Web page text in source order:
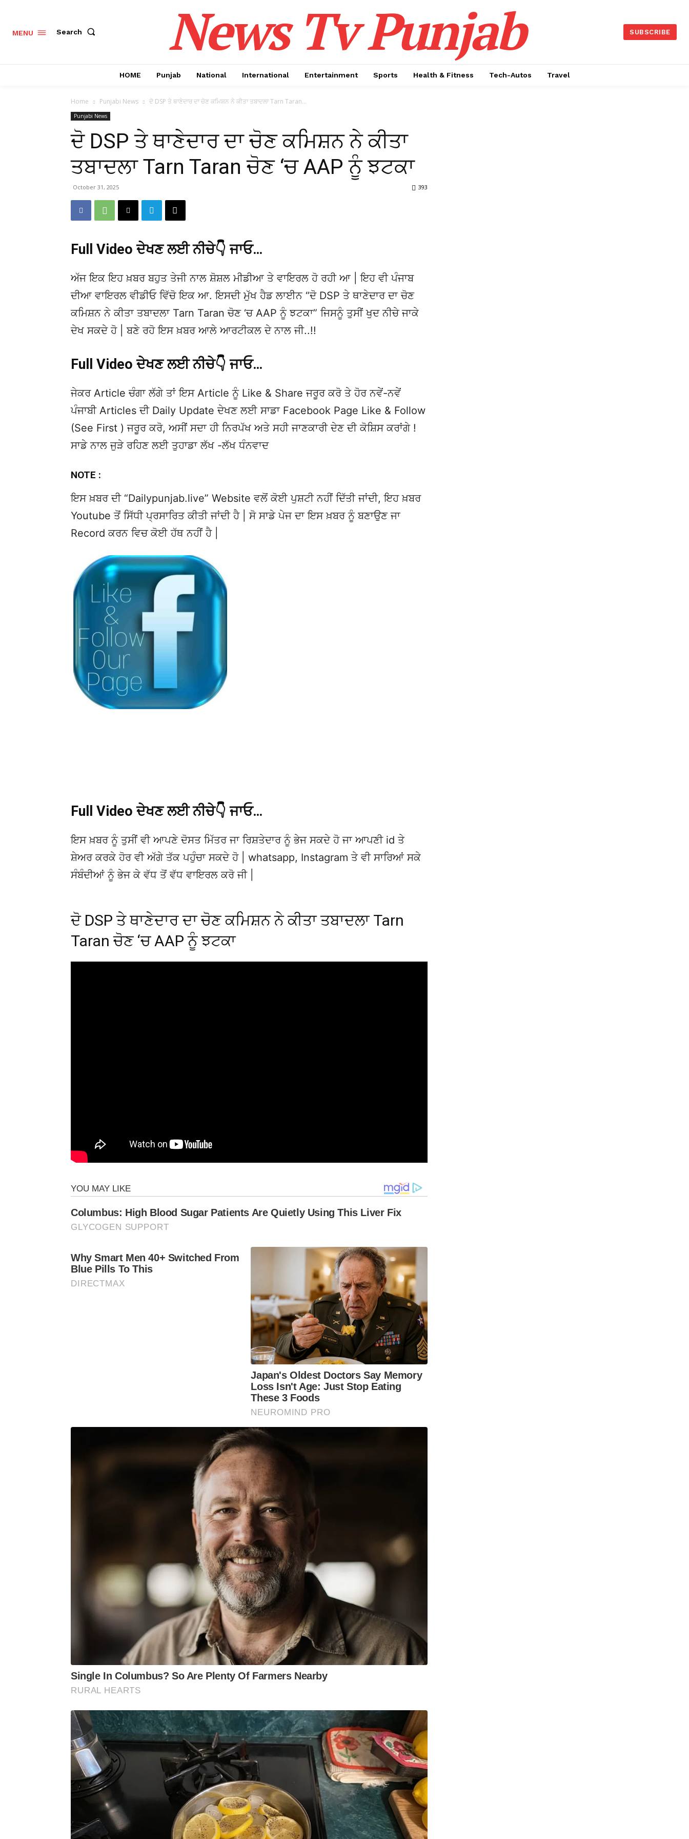
MENU Search News Tv Punjab SUBSCRIBE
HOME Punjab National International Entertainment Sports Health & Fitness Tech-Autos Travel
Home Punjabi News ਦੋ DSP ਤੇ ਥਾਣੇਦਾਰ ਦਾ ਚੋਣ ਕਮਿਸ਼ਨ ਨੇ ਕੀਤਾ ਤਬਾਦਲਾ Tarn Taran...
Punjabi News
ਦੋ DSP ਤੇ ਥਾਣੇਦਾਰ ਦਾ ਚੋਣ ਕਮਿਸ਼ਨ ਨੇ ਕੀਤਾ
ਤਬਾਦਲਾ Tarn Taran ਚੋਣ ‘ਚ AAP ਨੂੰ ਝਟਕਾ
October 31, 2025 393
Full Video ਦੇਖਣ ਲਈ ਨੀਚੇ👇 ਜਾਓ…
ਅੱਜ ਇਕ ਇਹ ਖ਼ਬਰ ਬਹੁਤ ਤੇਜੀ ਨਾਲ ਸ਼ੋਸ਼ਲ ਮੀਡੀਆ ਤੇ ਵਾਇਰਲ ਹੋ ਰਹੀ ਆ | ਇਹ ਵੀ ਪੰਜਾਬ
ਦੀਆ ਵਾਇਰਲ ਵੀਡੀਓ ਵਿੱਚੋ ਇਕ ਆ. ਇਸਦੀ ਮੁੱਖ ਹੈਡ ਲਾਈਨ “ਦੋ DSP ਤੇ ਥਾਣੇਦਾਰ ਦਾ ਚੋਣ
ਕਮਿਸ਼ਨ ਨੇ ਕੀਤਾ ਤਬਾਦਲਾ Tarn Taran ਚੋਣ ‘ਚ AAP ਨੂੰ ਝਟਕਾ” ਜਿਸਨੂੰ ਤੁਸੀਂ ਖੁਦ ਨੀਚੇ ਜਾਕੇ
ਦੇਖ ਸਕਦੇ ਹੋ | ਬਣੇ ਰਹੋ ਇਸ ਖ਼ਬਰ ਆਲੇ ਆਰਟੀਕਲ ਦੇ ਨਾਲ ਜੀ..!!
Full Video ਦੇਖਣ ਲਈ ਨੀਚੇ👇 ਜਾਓ…
ਜੇਕਰ Article ਚੰਗਾ ਲੱਗੇ ਤਾਂ ਇਸ Article ਨੂੰ Like & Share ਜਰੂਰ ਕਰੋ ਤੇ ਹੋਰ ਨਵੇਂ-ਨਵੇਂ
ਪੰਜਾਬੀ Articles ਦੀ Daily Update ਦੇਖਣ ਲਈ ਸਾਡਾ Facebook Page Like & Follow
(See First ) ਜਰੂਰ ਕਰੋ, ਅਸੀਂ ਸਦਾ ਹੀ ਨਿਰਪੱਖ ਅਤੇ ਸਹੀ ਜਾਣਕਾਰੀ ਦੇਣ ਦੀ ਕੋਸ਼ਿਸ ਕਰਾਂਗੇ !
ਸਾਡੇ ਨਾਲ ਜੁੜੇ ਰਹਿਣ ਲਈ ਤੁਹਾਡਾ ਲੱਖ -ਲੱਖ ਧੰਨਵਾਦ
NOTE :
ਇਸ ਖ਼ਬਰ ਦੀ “Dailypunjab.live” Website ਵਲੋਂ ਕੋਈ ਪੁਸ਼ਟੀ ਨਹੀਂ ਦਿੱਤੀ ਜਾਂਦੀ, ਇਹ ਖ਼ਬਰ
Youtube ਤੋਂ ਸਿੱਧੀ ਪ੍ਰਸਾਰਿਤ ਕੀਤੀ ਜਾਂਦੀ ਹੈ | ਸੋ ਸਾਡੇ ਪੇਜ ਦਾ ਇਸ ਖ਼ਬਰ ਨੂੰ ਬਣਾਉਣ ਜਾ
Record ਕਰਨ ਵਿਚ ਕੋਈ ਹੱਥ ਨਹੀਂ ਹੈ |
Full Video ਦੇਖਣ ਲਈ ਨੀਚੇ👇 ਜਾਓ…
ਇਸ ਖ਼ਬਰ ਨੂੰ ਤੁਸੀਂ ਵੀ ਆਪਣੇ ਦੋਸਤ ਮਿੱਤਰ ਜਾ ਰਿਸ਼ਤੇਦਾਰ ਨੂੰ ਭੇਜ ਸਕਦੇ ਹੋ ਜਾ ਆਪਣੀ id ਤੇ
ਸ਼ੇਅਰ ਕਰਕੇ ਹੋਰ ਵੀ ਅੱਗੇ ਤੱਕ ਪਹੁੰਚਾ ਸਕਦੇ ਹੋ | whatsapp, Instagram ਤੇ ਵੀ ਸਾਰਿਆਂ ਸਕੇ
ਸੰਬੰਦੀਆਂ ਨੂੰ ਭੇਜ ਕੇ ਵੱਧ ਤੋਂ ਵੱਧ ਵਾਇਰਲ ਕਰੋ ਜੀ |
ਦੋ DSP ਤੇ ਥਾਣੇਦਾਰ ਦਾ ਚੋਣ ਕਮਿਸ਼ਨ ਨੇ ਕੀਤਾ ਤਬਾਦਲਾ Tarn
Taran ਚੋਣ ‘ਚ AAP ਨੂੰ ਝਟਕਾ